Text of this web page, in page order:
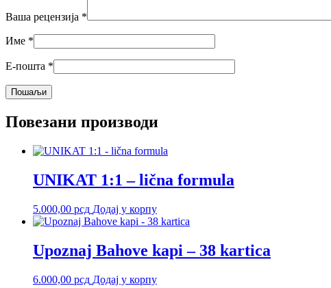
Ваша рецензија *
Име *
Е-пошта *
Повезани производи
UNIKAT 1:1 – lična formula
5.000,00 рсд Додај у корпу
Upoznaj Bahove kapi – 38 kartica
6.000,00 рсд Додај у корпу